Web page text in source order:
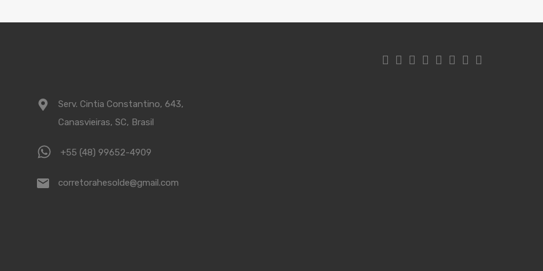
Serv. Cintia Constantino, 643,
Canasvieiras, SC, Brasil
+55 (48) 99652-4909
corretorahesolde@gmail.com